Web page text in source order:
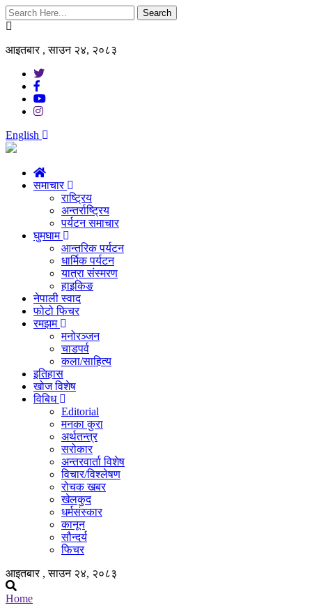
Search
आइतबार , साउन २४, २०८३
English
समाचार
राष्ट्रिय
अन्तर्राष्ट्रिय
पर्यटन समाचार
घुमघाम
आन्तरिक पर्यटन
धार्मिक पर्यटन
यात्रा संस्मरण
हाइकिङ
नेपाली स्वाद
फोटो फिचर
रमझम
मनोरञ्जन
चाडपर्व
कला/साहित्य
इतिहास
खोज विशेष
विबिध
Editorial
मनका कुरा
अर्थतन्त्र
सरोकार
अन्तरवार्ता विशेष
विचार/विश्लेषण
रोचक खबर
खेलकुद
धर्मसंस्कार
कानून
सौन्दर्य
फिचर
आइतबार , साउन २४, २०८३
Home